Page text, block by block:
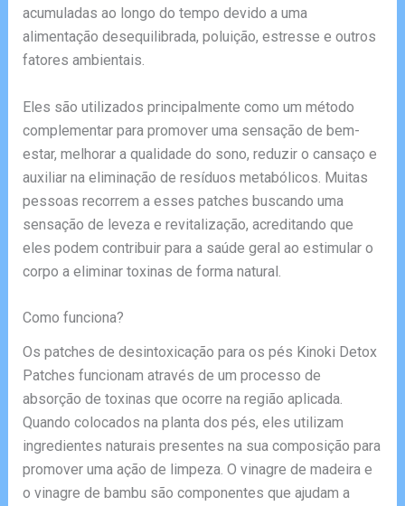
acumuladas ao longo do tempo devido a uma
alimentação desequilibrada, poluição, estresse e outros
fatores ambientais.
Eles são utilizados principalmente como um método
complementar para promover uma sensação de bem-
estar, melhorar a qualidade do sono, reduzir o cansaço e
auxiliar na eliminação de resíduos metabólicos. Muitas
pessoas recorrem a esses patches buscando uma
sensação de leveza e revitalização, acreditando que
eles podem contribuir para a saúde geral ao estimular o
corpo a eliminar toxinas de forma natural.
Como funciona?
Os patches de desintoxicação para os pés Kinoki Detox
Patches funcionam através de um processo de
absorção de toxinas que ocorre na região aplicada.
Quando colocados na planta dos pés, eles utilizam
ingredientes naturais presentes na sua composição para
promover uma ação de limpeza. O vinagre de madeira e
o vinagre de bambu são componentes que ajudam a